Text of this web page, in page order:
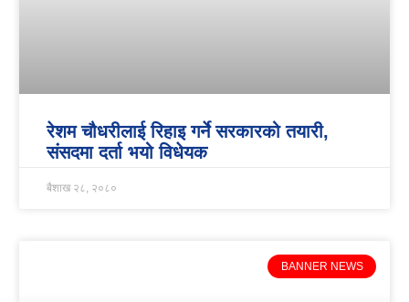
रेशम चौधरीलाई रिहाइ गर्ने सरकारको तयारी,
संसदमा दर्ता भयो विधेयक
बैशाख २८, २०८०
BANNER NEWS